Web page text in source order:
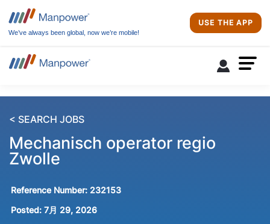
We’ve always been global, now we’re mobile!
USE THE APP
< SEARCH JOBS
Mechanisch operator regio
Zwolle
Reference Number: 232153
Posted: 7月 29, 2026